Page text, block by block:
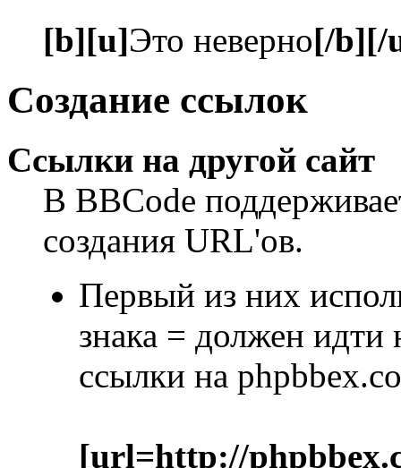
[b][u]Это неверно[/b][/
Создание ссылок
Ссылки на другой сайт
В BBCode
создания URL'ов.
Первый из них
знака = должен
ссылки на
[url=http://